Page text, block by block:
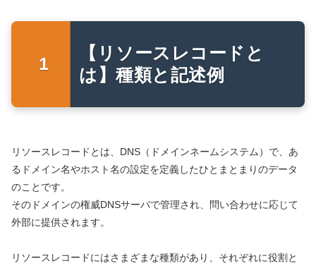
【リソースレコードと
は】種類と記述例
リソースレコードとは、DNS（ドメインネームシステム）で、あ
るドメイン名やホスト名の設定を定義したひとまとまりのデータ
のことです。
そのドメインの権威DNSサーバで管理され、問い合わせに応じて
外部に提供されます。
リソースレコードにはさまざまな種類があり、それぞれに役割と